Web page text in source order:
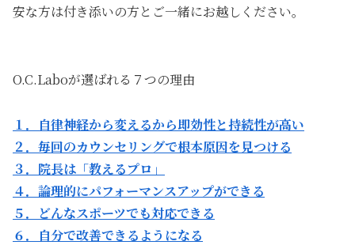
安な方は付き添いの方とご一緒にお越しください。
O.C.Laboが選ばれる７つの理由
１．自律神経から変えるから即効性と持続性が高い
２．毎回のカウンセリングで根本原因を見つける
３．院長は「教えるプロ」
４．論理的にパフォーマンスアップができる
５．どんなスポーツでも対応できる
６．自分で改善できるようになる